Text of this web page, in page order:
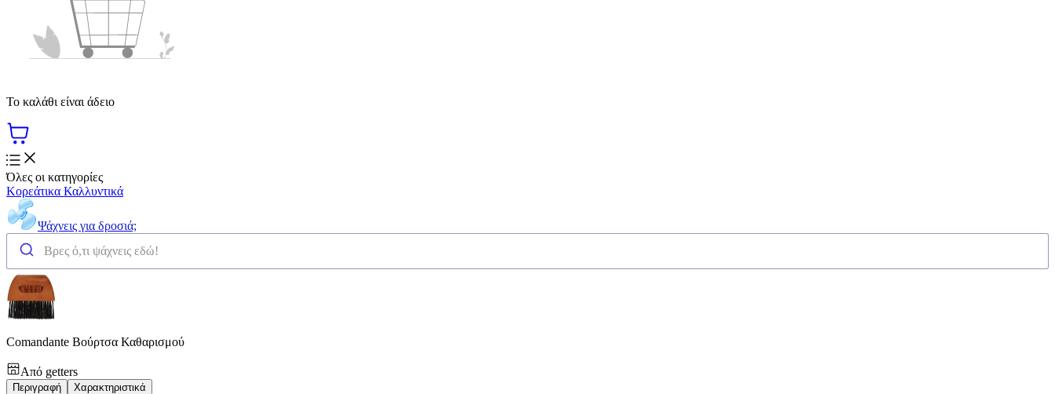
Το καλάθι είναι άδειο
Όλες οι κατηγορίες
Κορεάτικα Καλλυντικά
Ψάχνεις για δροσιά;
Comandante Βούρτσα Καθαρισμού
Από getters
Περιγραφή Χαρακτηριστικά